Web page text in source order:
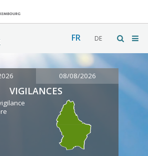
FR DE
08/08/2026
VIGILANCES